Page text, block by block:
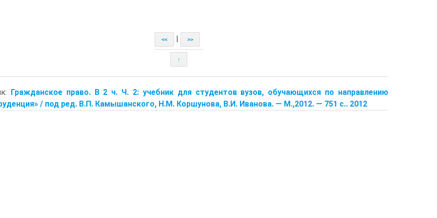
<< | >>
↑
Гражданское право. В 2 ч. Ч. 2: учебник для студентов вузов, обучающихся по направлению
/ под ред. В.П. Камышанского, Н.М. Коршунова, В.И. Иванова. — М.,2012. — 751 с.. 2012